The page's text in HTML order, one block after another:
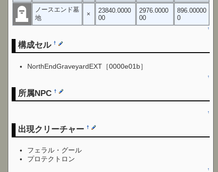
ノースエンド墓
地
×
23840.0000
00
2976.0000
00
896.00000
0
↑
構成セル†
NorthEndGraveyardEXT［0000e01b］
↑
所属NPC†
↑
出現クリーチャー†
フェラル・グール
プロテクトロン
↑